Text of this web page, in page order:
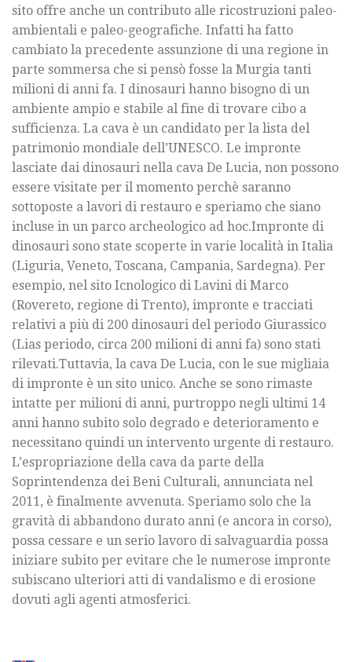
sito offre anche un contributo alle ricostruzioni paleo-
ambientali e paleo-geografiche. Infatti ha fatto
cambiato la precedente assunzione di una regione in
parte sommersa che si pensò fosse la Murgia tanti
milioni di anni fa. I dinosauri hanno bisogno di un
ambiente ampio e stabile al fine di trovare cibo a
sufficienza. La cava è un candidato per la lista del
patrimonio mondiale dell’UNESCO. Le impronte
lasciate dai dinosauri nella cava De Lucia, non possono
essere visitate per il momento perchè saranno
sottoposte a lavori di restauro e speriamo che siano
incluse in un parco archeologico ad hoc.Impronte di
dinosauri sono state scoperte in varie località in Italia
(Liguria, Veneto, Toscana, Campania, Sardegna). Per
esempio, nel sito Icnologico di Lavini di Marco
(Rovereto, regione di Trento), impronte e tracciati
relativi a più di 200 dinosauri del periodo Giurassico
(Lias periodo, circa 200 milioni di anni fa) sono stati
rilevati.Tuttavia, la cava De Lucia, con le sue migliaia
di impronte è un sito unico. Anche se sono rimaste
intatte per milioni di anni, purtroppo negli ultimi 14
anni hanno subito solo degrado e deterioramento e
necessitano quindi un intervento urgente di restauro.
L’espropriazione della cava da parte della
Soprintendenza dei Beni Culturali, annunciata nel
2011, è finalmente avvenuta. Speriamo solo che la
gravità di abbandono durato anni (e ancora in corso),
possa cessare e un serio lavoro di salvaguardia possa
iniziare subito per evitare che le numerose impronte
subiscano ulteriori atti di vandalismo e di erosione
dovuti agli agenti atmosferici.